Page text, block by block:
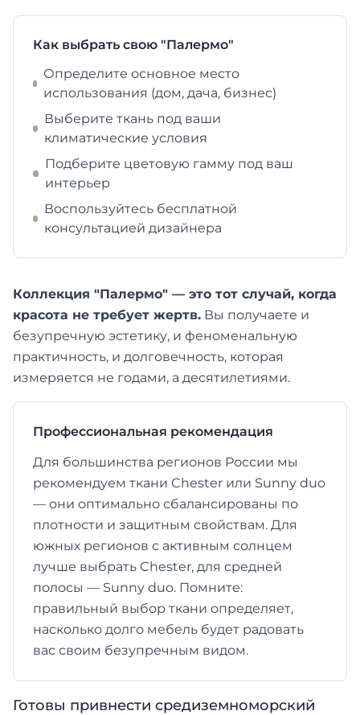
Как выбрать свою "Палермо"
Определите основное место
использования (дом, дача, бизнес)
Выберите ткань под ваши
климатические условия
Подберите цветовую гамму под ваш
интерьер
Воспользуйтесь бесплатной
консультацией дизайнера
Коллекция "Палермо" — это тот случай, когда
красота не требует жертв. Вы получаете и
безупречную эстетику, и феноменальную
практичность, и долговечность, которая
измеряется не годами, а десятилетиями.
Профессиональная рекомендация
Для большинства регионов России мы
рекомендуем ткани Chester или Sunny duo
— они оптимально сбалансированы по
плотности и защитным свойствам. Для
южных регионов с активным солнцем
лучше выбрать Chester, для средней
полосы — Sunny duo. Помните:
правильный выбор ткани определяет,
насколько долго мебель будет радовать
вас своим безупречным видом.
Готовы привнести средиземноморский